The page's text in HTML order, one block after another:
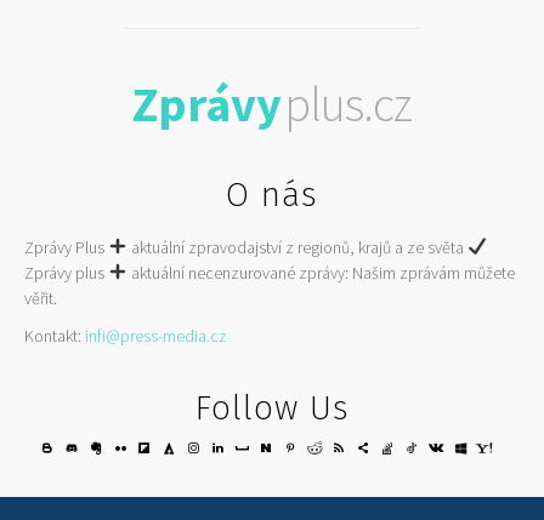
Zprávyplus.cz
O nás
Zprávy Plus
aktuální zpravodajství z regionů, krajů a ze světa
Zprávy plus
aktuální necenzurované zprávy: Našim zprávám můžete
věřit.
Kontakt: infi@press-media.cz
Follow Us